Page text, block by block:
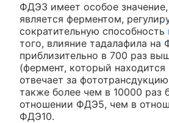
ФДЭ3 имеет особое
является ферментом,
сократительную способность
того, влияние тадалафила на
приблизительно в 700 раз
(фермент, который находится
отвечает за
также более чем в 10000 раз
отношении ФДЭ5, чем в
ФДЭ10.